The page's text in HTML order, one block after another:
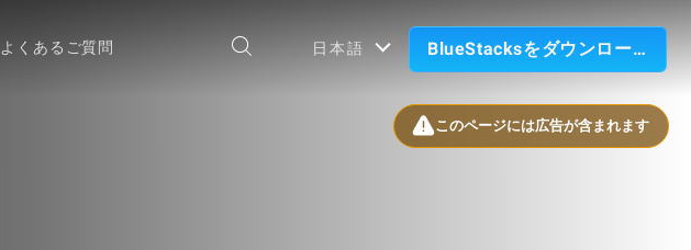
よくあるご質問 日本語 BlueStacksをダウンロード
このページには広告が含まれます